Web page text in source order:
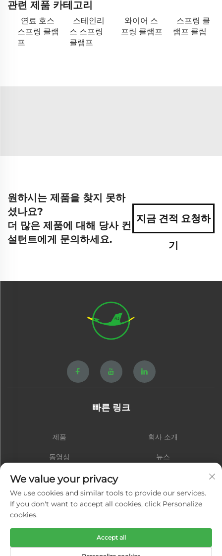
관련 제품 카테고리
연료 호스
스프링 클램
프
스테인리
스 스프링
클램프
와이어 스
프링 클램프
스프링 클
램프 클립
원하시는 제품을 찾지 못하
셨나요?
더 많은 제품에 대해 당사 컨
설턴트에게 문의하세요.
지금 견적 요청하
기
빠른 링크
제품 회사 소개
동영상 뉴스
연락처
We value your privacy
We use cookies and similar tools to provide our services.
If you don't want to accept all cookies, click Personalize
cookies.
Accept all